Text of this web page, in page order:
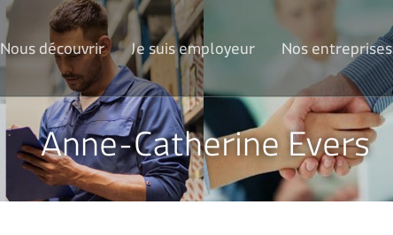
Nous découvrir Je suis employeur Nos entreprises
Anne-Catherine Evers